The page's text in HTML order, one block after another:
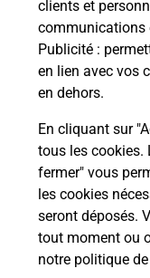
clients et
communications
Publicité :
en lien avec vos
en dehors.
En cliquant sur
tous les cookies.
fermer" vous
les cookies
seront déposés.
tout moment ou
notre politique
Puis-je
avec La
conditions ?
Localiser Liste